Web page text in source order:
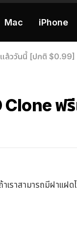
Mac iPhone
ล้ววันนี้ [ปกติ $0.99]
Clone ฟ
ราสามารถมีฝาแฝด